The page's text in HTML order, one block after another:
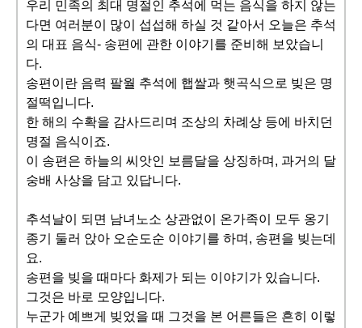
우리 민족의 최대 명절인 추석에 먹는 음식을 하지 않는
다면 여러분이 많이 섭섭해 하실 것 같아서 오늘은 추석
의 대표 음식- 송편에 관한 이야기를 준비해 보았습니
다.
송편이란 음력 팔월 추석에 햅쌀과 햇곡식으로 빚은 명
절떡입니다.
한 해의 수확을 감사드리며 조상의 차례상 등에 바치던
명절 음식이죠.
이 송편은 하늘의 씨앗인 보름달을 상징하며, 과거의 달
숭배 사상을 담고 있답니다.
추석날이 되면 남녀노소 상관없이 온가족이 모두 옹기
종기 둘러 앉아 오순도순 이야기를 하며, 송편을 빚는데
요.
송편을 빚을 때마다 화제가 되는 이야기가 있습니다.
그것은 바로 모양입니다.
누군가 예쁘게 빚었을 때 그것을 본 어른들은 흔히 이렇